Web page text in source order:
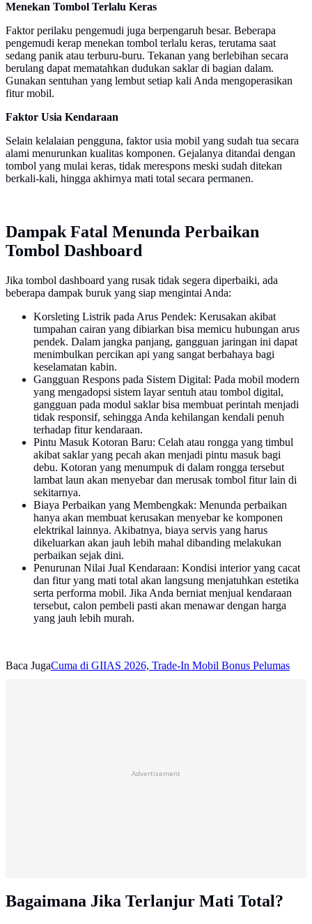
Menekan Tombol Terlalu Keras
Faktor perilaku pengemudi juga berpengaruh besar. Beberapa
pengemudi kerap menekan tombol terlalu keras, terutama saat
sedang panik atau terburu-buru. Tekanan yang berlebihan secara
berulang dapat mematahkan dudukan saklar di bagian dalam.
Gunakan sentuhan yang lembut setiap kali Anda mengoperasikan
fitur mobil.
Faktor Usia Kendaraan
Selain kelalaian pengguna, faktor usia mobil yang sudah tua secara
alami menurunkan kualitas komponen. Gejalanya ditandai dengan
tombol yang mulai keras, tidak merespons meski sudah ditekan
berkali-kali, hingga akhirnya mati total secara permanen.
Dampak Fatal Menunda Perbaikan
Tombol Dashboard
Jika tombol dashboard yang rusak tidak segera diperbaiki, ada
beberapa dampak buruk yang siap mengintai Anda:
Korsleting Listrik pada Arus Pendek: Kerusakan akibat
tumpahan cairan yang dibiarkan bisa memicu hubungan arus
pendek. Dalam jangka panjang, gangguan jaringan ini dapat
menimbulkan percikan api yang sangat berbahaya bagi
keselamatan kabin.
Gangguan Respons pada Sistem Digital: Pada mobil modern
yang mengadopsi sistem layar sentuh atau tombol digital,
gangguan pada modul saklar bisa membuat perintah menjadi
tidak responsif, sehingga Anda kehilangan kendali penuh
terhadap fitur kendaraan.
Pintu Masuk Kotoran Baru: Celah atau rongga yang timbul
akibat saklar yang pecah akan menjadi pintu masuk bagi
debu. Kotoran yang menumpuk di dalam rongga tersebut
lambat laun akan menyebar dan merusak tombol fitur lain di
sekitarnya.
Biaya Perbaikan yang Membengkak: Menunda perbaikan
hanya akan membuat kerusakan menyebar ke komponen
elektrikal lainnya. Akibatnya, biaya servis yang harus
dikeluarkan akan jauh lebih mahal dibanding melakukan
perbaikan sejak dini.
Penurunan Nilai Jual Kendaraan: Kondisi interior yang cacat
dan fitur yang mati total akan langsung menjatuhkan estetika
serta performa mobil. Jika Anda berniat menjual kendaraan
tersebut, calon pembeli pasti akan menawar dengan harga
yang jauh lebih murah.
Baca JugaCuma di GIIAS 2026, Trade-In Mobil Bonus Pelumas
Advertisement
Bagaimana Jika Terlanjur Mati Total?